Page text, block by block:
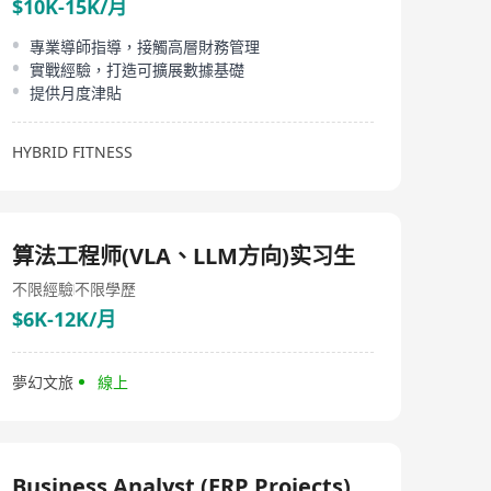
$10K-15K/月
專業導師指導，接觸高層財務管理
實戰經驗，打造可擴展數據基礎
提供月度津貼
HYBRID FITNESS
算法工程师(VLA、LLM方向)实习生
不限經驗不限學歷
$6K-12K/月
夢幻文旅 線上